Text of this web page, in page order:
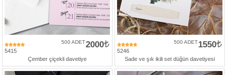
5415
2000
500 ADET
Çember çiçekli davetiye
5246
1550
500 ADET
Sade ve şık ikili set düğün davetiyesi